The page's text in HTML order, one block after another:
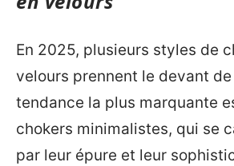
En 2025, plusieurs styles de
velours prennent le devant
tendance la plus marquante
chokers minimalistes, qui se
par leur épure et leur